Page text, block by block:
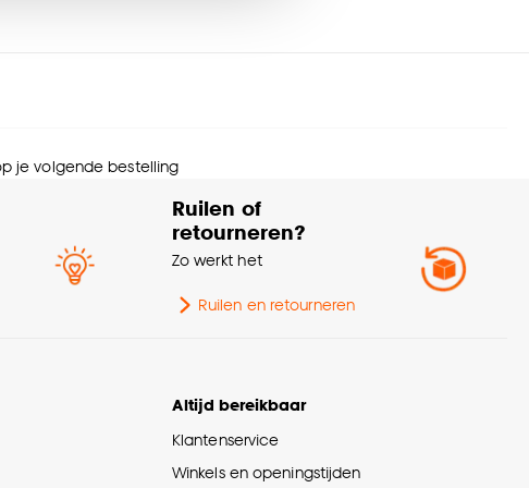
% Verduisterend 100%
100% Verduisterend
Afwijkende kleur
achterzijde, Zonwerend,
je volgende bestelling
Ruilen of
retourneren?
Zo werkt het
Ruilen en retourneren
Altijd bereikbaar
Klantenservice
Winkels en openingstijden